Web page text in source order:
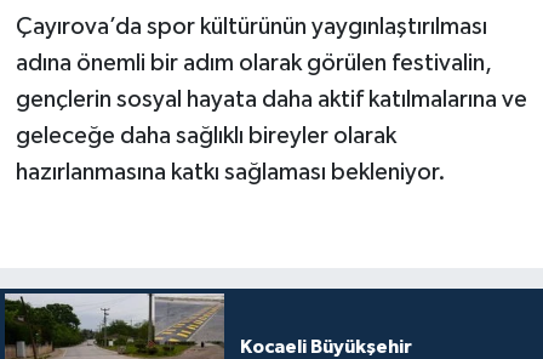
Çayırova’da spor kültürünün yaygınlaştırılması
adına önemli bir adım olarak görülen festivalin,
gençlerin sosyal hayata daha aktif katılmalarına ve
geleceğe daha sağlıklı bireyler olarak
hazırlanmasına katkı sağlaması bekleniyor.
Kocaeli Büyükşehir